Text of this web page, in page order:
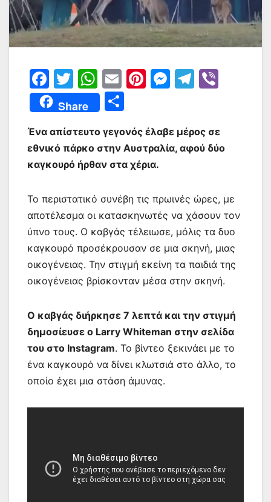
F
a
c
e
b
o
o
k
T
w
itt
er
W
h
at
s
A
p
p
E
m
ai
l
Pi
e
st
M
s
e
g
er
T
gr
a
Share
ρ
α
σ
τε
ίτ
ε
Ένα απίστευτο γεγονός έλαβε μέρος σε
εθνικό πάρκο στην Αυστραλία, αφού δύο
καγκουρό ήρθαν στα χέρια.
Το περιστατικό συνέβη τις πρωινές ώρες, με
αποτέλεσμα οι κατασκηνωτές να χάσουν τον
ύπνο τους. Ο καβγάς τέλειωσε, μόλις τα δυο
καγκουρό προσέκρουσαν σε μια σκηνή, μιας
οικογένειας. Την στιγμή εκείνη τα παιδιά της
οικογένειας βρίσκονταν μέσα στην σκηνή.
Ο καβγάς διήρκησε 7 λεπτά και την στιγμή
δημοσίευσε ο Larry Whiteman στην σελίδα
του στο Instagram. Το βίντεο ξεκινάει με το
ένα καγκουρό να δίνει κλωτσιά στο άλλο, το
οποίο έχει μια στάση άμυνας.